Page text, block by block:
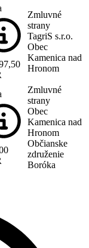
Zmluvné
strany
TagriS s.r.o.
Obec
Kamenica nad
Hronom
Zmluvné
strany
Obec
Kamenica nad
Hronom
Občianske
združenie
Boróka